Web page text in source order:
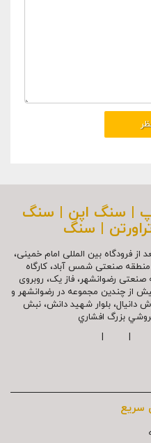
| سنگ اپن | سنگ
| سنگ
بعد از فرودگاه بین المللی امام خمینی،
صنعتی شمس آباد، کارگاه
رضوانشهر، فاز یک، روبروی
از چندین مجموعه در رضوانشهر و
دانیال، بلوار شهيد دانش، نبش
بزرگ افشاري
سریع